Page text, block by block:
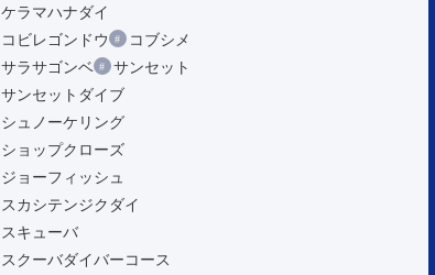
ケラマハナダイ
コビレゴンドウ
コブシメ
サラサゴンベ
サンセット
サンセットダイブ
シュノーケリング
ショップクローズ
ジョーフィッシュ
スカシテンジクダイ
スキューバ
スクーバダイバーコース